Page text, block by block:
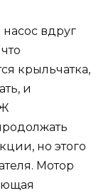
вдруг
крыльчатка,
и
но этого
Мотор